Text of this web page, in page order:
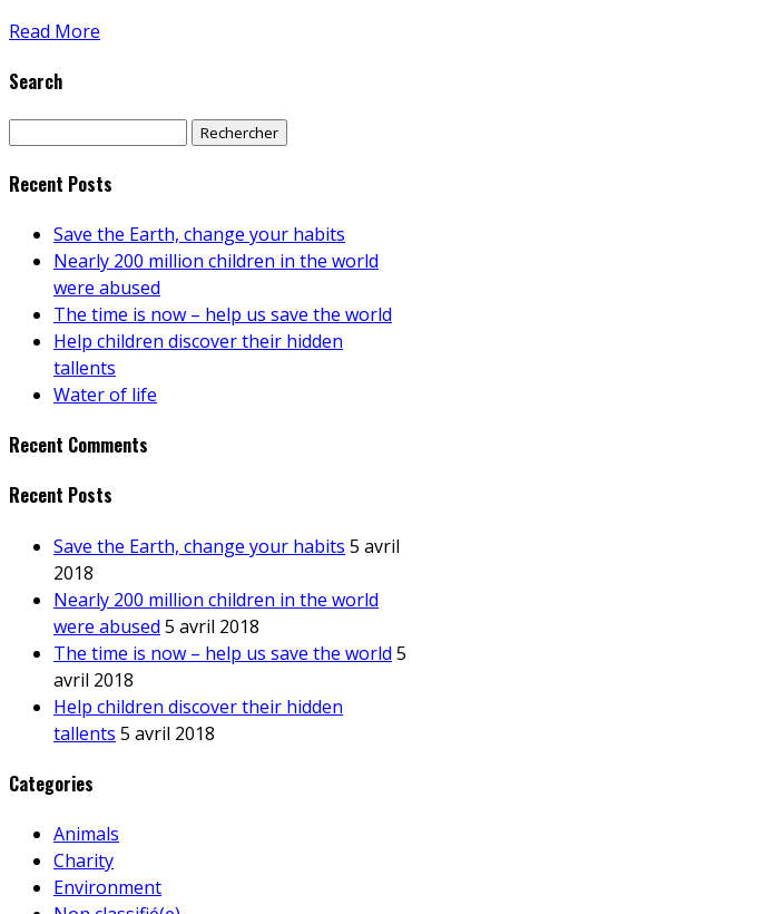
Read More
Search
Recent Posts
Save the Earth, change your habits
Nearly 200 million children in the world
were abused
The time is now – help us save the world
Help children discover their hidden
tallents
Water of life
Recent Comments
Recent Posts
Save the Earth, change your habits 5 avril
2018
Nearly 200 million children in the world
were abused 5 avril 2018
The time is now – help us save the world 5
avril 2018
Help children discover their hidden
tallents 5 avril 2018
Categories
Animals
Charity
Environment